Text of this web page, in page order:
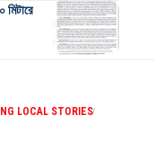
LOCAL STORIES